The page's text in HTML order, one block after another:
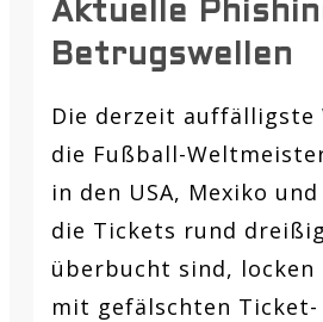
Aktuelle
Betrugswellen
Die derzeit auffälligste
die Fußball-
in den USA, Mexiko
die Tickets rund
überbucht sind, locken
mit gefälschten Ticket-